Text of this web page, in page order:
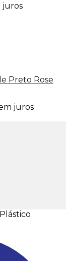
juros
Preto Rose
juros